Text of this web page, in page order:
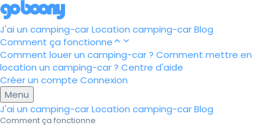
J'ai un camping-carLocation camping-carBlog
Comment ça fonctionne
Comment louer un camping-car ? Comment mettre en
location un camping-car ? Centre d'aide
Créer un compte Connexion
Menu
J'ai un camping-carLocation camping-carBlog
Comment ça fonctionne